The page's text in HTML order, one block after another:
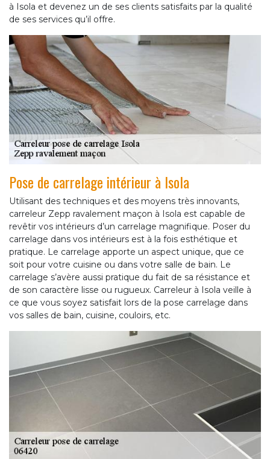
à Isola et devenez un de ses clients satisfaits par la qualité
de ses services qu’il offre.
Pose de carrelage intérieur à Isola
Utilisant des techniques et des moyens très innovants,
carreleur Zepp ravalement maçon à Isola est capable de
revêtir vos intérieurs d’un carrelage magnifique. Poser du
carrelage dans vos intérieurs est à la fois esthétique et
pratique. Le carrelage apporte un aspect unique, que ce
soit pour votre cuisine ou dans votre salle de bain. Le
carrelage s’avère aussi pratique du fait de sa résistance et
de son caractère lisse ou rugueux. Carreleur à Isola veille à
ce que vous soyez satisfait lors de la pose carrelage dans
vos salles de bain, cuisine, couloirs, etc.